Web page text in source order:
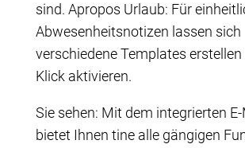
sind. Apropos Urlaub: Für
Abwesenheitsnotizen lassen sich
verschiedene Templates erstellen
Klick aktivieren.
Sie sehen: Mit dem integrierten
bietet Ihnen tine alle gängigen